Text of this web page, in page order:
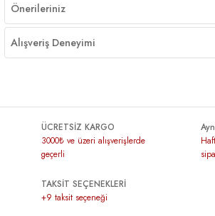
Önerileriniz
Alışveriş Deneyimi
ÜCRETSİZ KARGO
3000₺ ve üzeri alışverişlerde
geçerli
TAKSİT SEÇENEKLERİ
+9 taksit seçeneği